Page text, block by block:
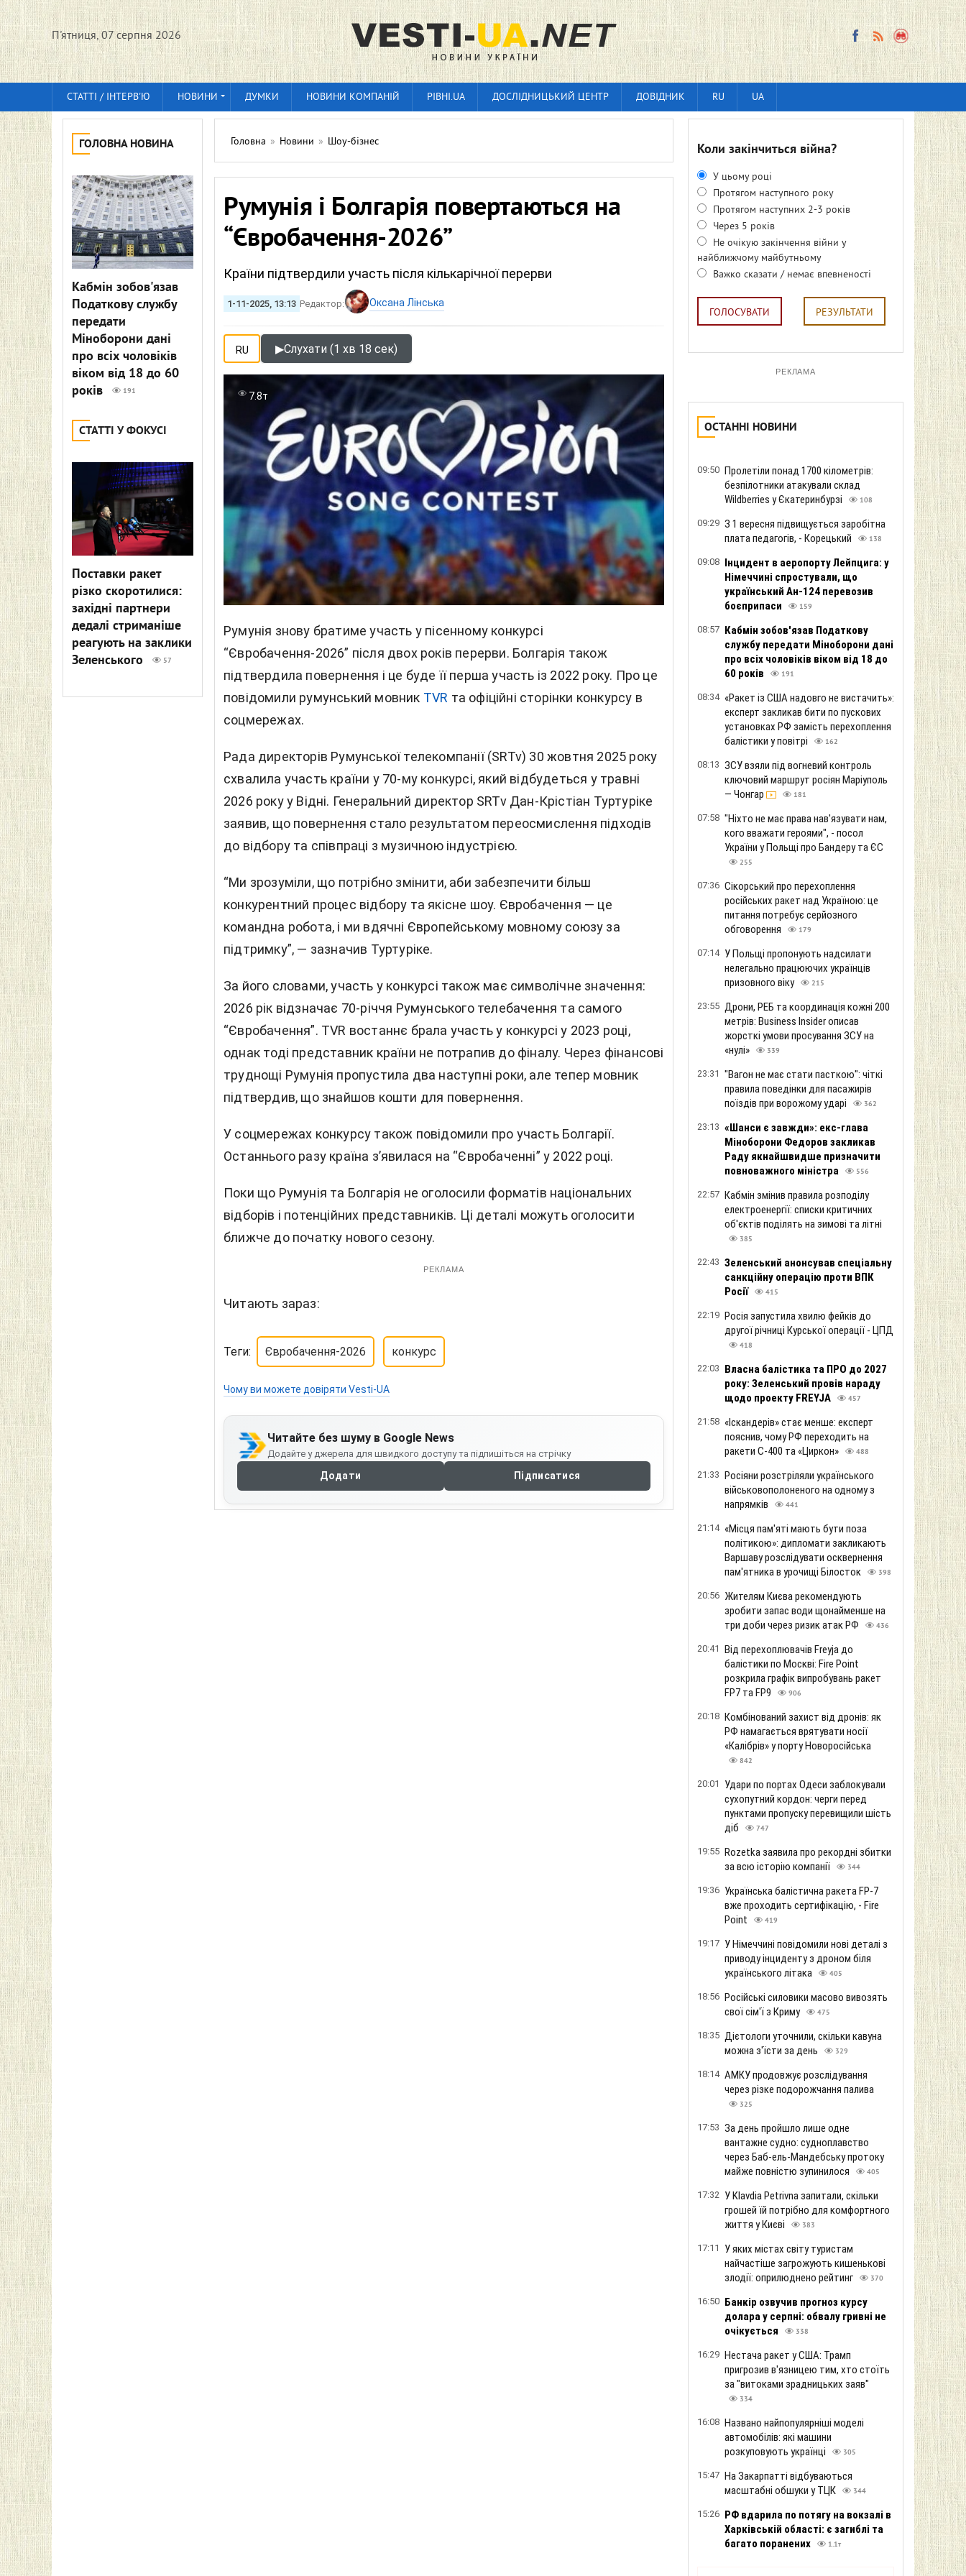
П'ятниця, 07 серпня 2026
СТАТТІ / ІНТЕРВ'Ю НОВИНИ ДУМКИ НОВИНИ КОМПАНІЙ РІВНІ.UA ДОСЛІДНИЦЬКИЙ ЦЕНТР ДОВІДНИК RU UA
ГОЛОВНА НОВИНА
Кабмін зобов'язав
Податкову службу
передати
Міноборони дані
про всіх чоловіків
віком від 18 до 60
років
191
СТАТТІ У ФОКУСІ
Поставки ракет
різко скоротилися:
західні партнери
дедалі стриманіше
реагують на заклики
Зеленського
57
Головна » Новини » Шоу-бізнес
Румунія і Болгарія повертаються на
“Євробачення-2026”
Країни підтвердили участь після кількарічної перерви
1-11-2025, 13:13 Редактор: Оксана Лінська
RU ▶Слухати (1 хв 18 сек)
7.8т
Румунія знову братиме участь у пісенному конкурсі
“Євробачення-2026” після двох років перерви. Болгарія також
підтвердила повернення і це буде її перша участь із 2022 року. Про це
повідомили румунський мовник TVR та офіційні сторінки конкурсу в
соцмережах.
Рада директорів Румунської телекомпанії (SRTv) 30 жовтня 2025 року
схвалила участь країни у 70-му конкурсі, який відбудеться у травні
2026 року у Відні. Генеральний директор SRTv Дан-Крістіан Туртуріке
заявив, що повернення стало результатом переосмислення підходів
до відбору та співпраці з музичною індустрією.
“Ми зрозуміли, що потрібно змінити, аби забезпечити більш
конкурентний процес відбору та якісне шоу. Євробачення — це
командна робота, і ми вдячні Європейському мовному союзу за
підтримку”, — зазначив Туртуріке.
За його словами, участь у конкурсі також має символічне значення:
2026 рік відзначає 70-річчя Румунського телебачення та самого
“Євробачення”. TVR востаннє брала участь у конкурсі у 2023 році,
однак тоді представник країни не потрапив до фіналу. Через фінансові
труднощі Румунія пропустила два наступні роки, але тепер мовник
підтвердив, що знайшов кошти для повернення.
У соцмережах конкурсу також повідомили про участь Болгарії.
Останнього разу країна з’явилася на “Євробаченні” у 2022 році.
Поки що Румунія та Болгарія не оголосили форматів національних
відборів і потенційних представників. Ці деталі можуть оголосити
ближче до початку нового сезону.
РЕКЛАМА
Читають зараз:
Теги: Євробачення-2026 конкурс
Чому ви можете довіряти Vesti-UA
Читайте без шуму в Google News
Додайте у джерела для швидкого доступу та підпишіться на стрічку
Додати Підписатися
Коли закінчиться війна?
У цьому році
Протягом наступного року
Протягом наступних 2-3 років
Через 5 років
Не очікую закінчення війни у
найближчому майбутньому
Важко сказати / немає впевненості
ГОЛОСУВАТИ РЕЗУЛЬТАТИ
РЕКЛАМА
ОСТАННІ НОВИНИ
09:50 Пролетіли понад 1700 кілометрів:
безпілотники атакували склад
Wildberries у Єкатеринбурзі
108
09:29 З 1 вересня підвищується заробітна
плата педагогів, - Корецький
138
09:08 Інцидент в аеропорту Лейпцига: у
Німеччині спростували, що
український Ан-124 перевозив
боєприпаси
159
08:57 Кабмін зобов'язав Податкову
службу передати Міноборони дані
про всіх чоловіків віком від 18 до
60 років
191
08:34 «Ракет із США надовго не вистачить»:
експерт закликав бити по пускових
установках РФ замість перехоплення
балістики у повітрі
162
08:13 ЗСУ взяли під вогневий контроль
ключовий маршрут росіян Маріуполь
— Чонгар
181
07:58 "Ніхто не має права нав'язувати нам,
кого вважати героями", - посол
України у Польщі про Бандеру та ЄС
255
07:36 Сікорський про перехоплення
російських ракет над Україною: це
питання потребує серйозного
обговорення
179
07:14 У Польщі пропонують надсилати
нелегально працюючих українців
призовного віку
215
23:55 Дрони, РЕБ та координація кожні 200
метрів: Business Insider описав
жорсткі умови просування ЗСУ на
«нулі»
339
23:31 "Вагон не має стати пасткою": чіткі
правила поведінки для пасажирів
поїздів при ворожому ударі
362
23:13 «Шанси є завжди»: екс-глава
Міноборони Федоров закликав
Раду якнайшвидше призначити
повноважного міністра
556
22:57 Кабмін змінив правила розподілу
електроенергії: списки критичних
об'єктів поділять на зимові та літні
385
22:43 Зеленський анонсував спеціальну
санкційну операцію проти ВПК
Росії
415
22:19 Росія запустила хвилю фейків до
другої річниці Курської операції - ЦПД
418
22:03 Власна балістика та ПРО до 2027
року: Зеленський провів нараду
щодо проекту FREYJA
457
21:58 «Іскандерів» стає менше: експерт
пояснив, чому РФ переходить на
ракети С-400 та «Циркон»
488
21:33 Росіяни розстріляли українського
військовополоненого на одному з
напрямків
441
21:14 «Місця пам'яті мають бути поза
політикою»: дипломати закликають
Варшаву розслідувати осквернення
пам'ятника в урочищі Білосток
398
20:56 Жителям Києва рекомендують
зробити запас води щонайменше на
три доби через ризик атак РФ
436
20:41 Від перехоплювачів Freyja до
балістики по Москві: Fire Point
розкрила графік випробувань ракет
FP7 та FP9
906
20:18 Комбінований захист від дронів: як
РФ намагається врятувати носії
«Калібрів» у порту Новоросійська
842
20:01
Удари по портах Одеси заблокували
сухопутний кордон: черги перед
пунктами пропуску перевищили шість
діб
747
19:55 Rozetka заявила про рекордні збитки
за всю історію компанії
344
19:36 Українська балістична ракета FP-7
вже проходить сертифікацію, - Fire
Point
419
19:17 У Німеччині повідомили нові деталі з
приводу інциденту з дроном біля
українського літака
405
18:56 Російські силовики масово вивозять
свої сім'ї з Криму
475
18:35 Дієтологи уточнили, скільки кавуна
можна з'їсти за день
329
18:14 АМКУ продовжує розслідування
через різке подорожчання палива
325
17:53 За день пройшло лише одне
вантажне судно: судноплавство
через Баб-ель-Мандебську протоку
майже повністю зупинилося
405
17:32 У Klavdia Petrivna запитали, скільки
грошей їй потрібно для комфортного
життя у Києві
383
17:11
У яких містах світу туристам
найчастіше загрожують кишенькові
злодії: оприлюднено рейтинг
370
16:50 Банкір озвучив прогноз курсу
долара у серпні: обвалу гривні не
очікується
338
16:29 Нестача ракет у США: Трамп
пригрозив в'язницею тим, хто стоїть
за "витоками зрадницьких заяв"
334
16:08 Названо найпопулярніші моделі
автомобілів: які машини
розкуповують українці
305
15:47 На Закарпатті відбуваються
масштабні обшуки у ТЦК
344
15:26 РФ вдарила по потягу на вокзалі в
Харківській області: є загиблі та
багато поранених
1.1т